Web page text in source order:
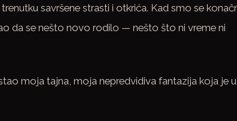
savršene strasti i otkrića. Kad smo se
da se nešto novo rodilo — nešto što ni vreme ni
moja tajna, moja nepredvidiva fantazija koja je u